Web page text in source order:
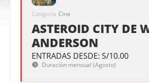
Categoría Cine
ASTEROID CITY DE
ANDERSON
ENTRADAS DESDE: S/10.00
Duración mensual (Agosto)